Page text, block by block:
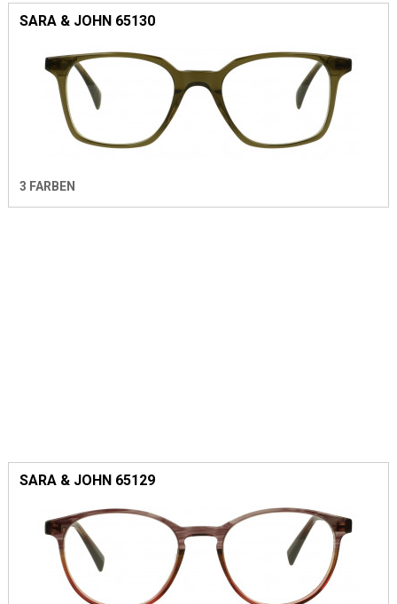
SARA & JOHN 65130
3 FARBEN
SARA & JOHN 65129